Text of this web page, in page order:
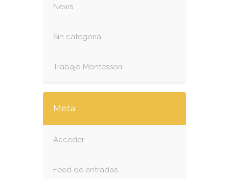
News
Sin categoría
Trabajo Montessori
Meta
Acceder
Feed de entradas